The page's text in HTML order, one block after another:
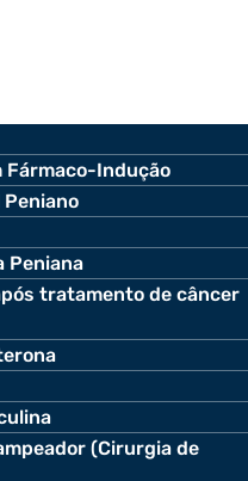
Fármaco-Indução
Peniana
tratamento de câncer
(Cirurgia de